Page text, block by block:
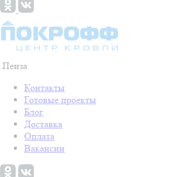
Пенза
Контакты
Готовые проекты
Блог
Доставка
Оплата
Вакансии